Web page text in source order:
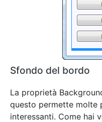
Sfondo del bordo
La proprietà
questo permette molte
interessanti. Come hai